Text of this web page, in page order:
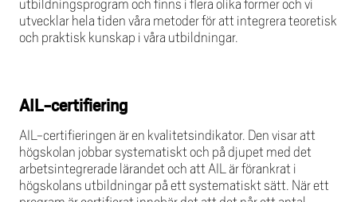
utbildningsprogram och finns i flera olika former och vi
utvecklar hela tiden våra metoder för att integrera teoretisk
och praktisk kunskap i våra utbildningar.​
AIL-certifiering
AIL-certifieringen är en kvalitetsindikator. Den visar att
högskolan jobbar systematiskt och på djupet med det
arbetsintegrerade lärandet och att AIL är förankrat i
högskolans utbildningar på ett systematiskt sätt. När ett